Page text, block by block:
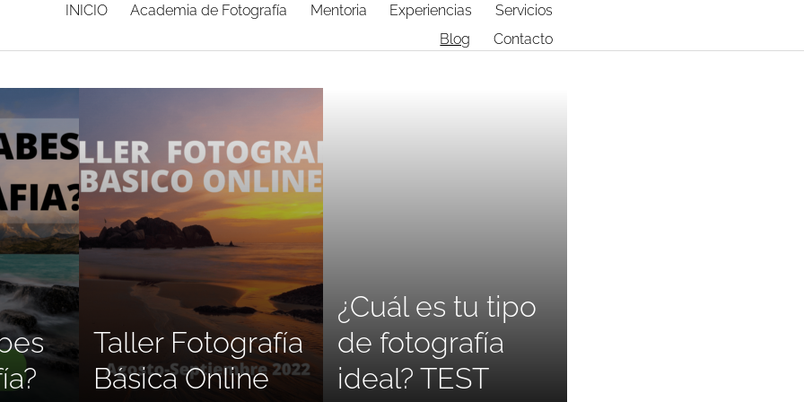
INICIO Academia de Fotografía Mentoria Experiencias
Servicios
Blog
Contacto
Taller Fotografía
Básica Online
¿Cuál es tu tipo
de fotografía
ideal? TEST